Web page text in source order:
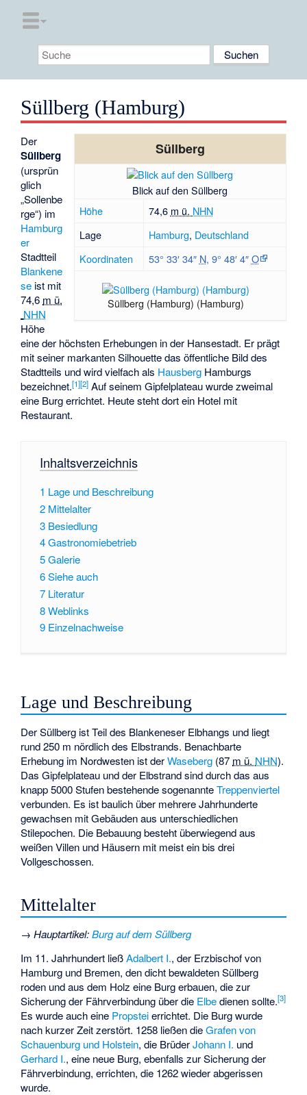
Süllberg (Hamburg)
Süllberg
Blick auf den Süllberg
Höhe
74,6 m ü. NHN
Lage
Hamburg, Deutschland
Koordinaten
53° 33′ 34″ N, 9° 48′ 4″O
Süllberg (Hamburg) (Hamburg)
Der
Süllberg
(ursprün
glich
„Sollenbe
rge“) im
Hamburg
er
Stadtteil
Blankene
se ist mit
74,6 m ü.
NHN
Höhe
eine der höchsten Erhebungen in der Hansestadt. Er prägt
mit seiner markanten Silhouette das öffentliche Bild des
Stadtteils und wird vielfach als Hausberg Hamburgs
bezeichnet.[1][2] Auf seinem Gipfelplateau wurde zweimal
eine Burg errichtet. Heute steht dort ein Hotel mit
Restaurant.
Inhaltsverzeichnis
1 Lage und Beschreibung
2 Mittelalter
3 Besiedlung
4Gastronomiebetrieb
5Galerie
6Siehe auch
7 Literatur
8Weblinks
9 Einzelnachweise
Lage und Beschreibung
Der Süllberg ist Teil des Blankeneser Elbhangs und liegt
rund 250 m nördlich des Elbstrands. Benachbarte
Erhebung im Nordwesten ist derWaseberg (87 m ü. NHN).
Das Gipfelplateau und der Elbstrand sind durch das aus
knapp 5000 Stufen bestehende sogenannteTreppenviertel
verbunden. Es ist baulich über mehrere Jahrhunderte
gewachsen mit Gebäuden aus unterschiedlichen
Stilepochen. Die Bebauung besteht überwiegend aus
weißen Villen und Häusern mit meist ein bis drei
Vollgeschossen.
Mittelalter
→Hauptartikel:Burg auf dem Süllberg
Im 11. Jahrhundert ließAdalbert I., der Erzbischof von
Hamburg und Bremen, den dicht bewaldeten Süllberg
roden und aus dem Holz eine Burg erbauen, die zur
Sicherung der Fährverbindung über die Elbedienen sollte.[3]
Es wurde auch eine Propsteierrichtet. Die Burg wurde
nach kurzer Zeit zerstört. 1258 ließen dieGrafen von
Schauenburg und Holstein, die BrüderJohann I. und
Gerhard I., eine neue Burg, ebenfalls zur Sicherung der
Fährverbindung, errichten, die 1262 wieder abgerissen
wurde.